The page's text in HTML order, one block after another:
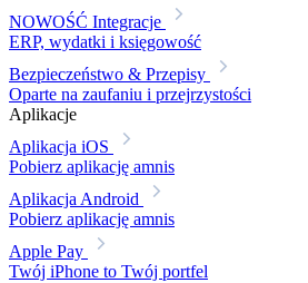
NOWOŚĆ Integracje
ERP, wydatki i księgowość
Bezpieczeństwo & Przepisy
Oparte na zaufaniu i przejrzystości
Aplikacje
Aplikacja iOS
Pobierz aplikację amnis
Aplikacja Android
Pobierz aplikację amnis
Apple Pay
Twój iPhone to Twój portfel